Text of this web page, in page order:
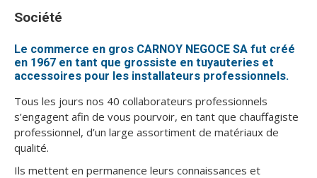
Société
Le commerce en gros CARNOY NEGOCE SA fut créé
en 1967 en tant que grossiste en tuyauteries et
accessoires pour les installateurs professionnels.
Tous les jours nos 40 collaborateurs professionnels
s’engagent afin de vous pourvoir, en tant que chauffagiste
professionnel, d’un large assortiment de matériaux de
qualité.
Ils mettent en permanence leurs connaissances et